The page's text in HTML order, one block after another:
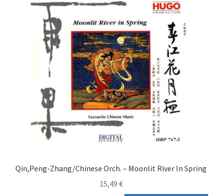
Qin,Peng-Zhang/Chinese Orch. – Moonlit River In Spring
15,49 €